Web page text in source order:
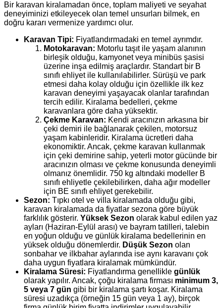
Bir karavan kiralamadan önce, toplam maliyeti ve seyahat
deneyiminizi etkileyecek olan temel unsurları bilmek, en
doğru kararı vermenize yardımcı olur.
Karavan Tipi: Fiyatlandırmadaki en temel ayrımdır.
Motokaravan: Motorlu taşıt ile yaşam alanının
birleşik olduğu, kamyonet veya minibüs şasisi
üzerine inşa edilmiş araçlardır. Standart bir B
sınıfı ehliyet ile kullanılabilirler. Sürüşü ve park
etmesi daha kolay olduğu için özellikle ilk kez
karavan deneyimi yaşayacak olanlar tarafından
tercih edilir. Kiralama bedelleri, çekme
karavanlara göre daha yüksektir.
Çekme Karavan: Kendi aracınızın arkasına bir
çeki demiri ile bağlanarak çekilen, motorsuz
yaşam kabinleridir. Kiralama ücretleri daha
ekonomiktir. Ancak, çekme karavan kullanmak
için çeki demirine sahip, yeterli motor gücünde bir
aracınızın olması ve çekme konusunda deneyimli
olmanız önemlidir. 750 kg altındaki modeller B
sınıfı ehliyetle çekilebilirken, daha ağır modeller
için BE sınıfı ehliyet gerekebilir.
Sezon: Tıpkı otel ve villa kiralamada olduğu gibi,
karavan kiralamada da fiyatlar sezona göre büyük
farklılık gösterir. Yüksek Sezon olarak kabul edilen yaz
ayları (Haziran-Eylül arası) ve bayram tatilleri, talebin
en yoğun olduğu ve günlük kiralama bedellerinin en
yüksek olduğu dönemlerdir. Düşük Sezon olan
sonbahar ve ilkbahar aylarında ise aynı karavanı çok
daha uygun fiyatlara kiralamak mümkündür.
Kiralama Süresi: Fiyatlandırma genellikle günlük
olarak yapılır. Ancak, çoğu kiralama firması minimum 3,
5 veya 7 gün gibi bir kiralama şartı koşar. Kiralama
süresi uzadıkça (örneğin 15 gün veya 1 ay), birçok